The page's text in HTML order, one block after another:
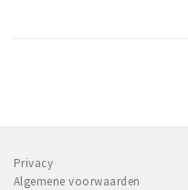
Privacy
Algemene voorwaarden